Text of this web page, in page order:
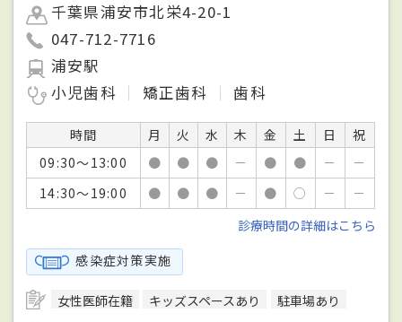
千葉県浦安市北栄4-20-1
047-712-7716
浦安駅
小児歯科
矯正歯科 歯科
時間 月 火 水 木 金 土 日
祝
09:30～13:00
● ● ● － ● ● －
－
14:30～19:00
● ● ● － ● ○ －
－
診療時間の詳細はこちら
感染症対策実施
女性医師在籍 キッズスペースあり
駐車場あり